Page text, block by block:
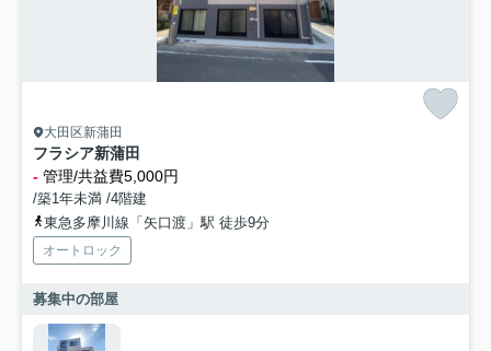
大田区新蒲田
フラシア新蒲田
- 管理/共益費5,000円
/築1年未満 /4階建
東急多摩川線「矢口渡」駅 徒歩9分
オートロック
募集中の部屋